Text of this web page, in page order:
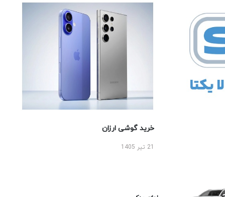
خرید گوشی ارزان